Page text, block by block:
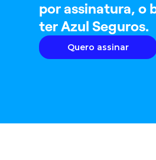
por assinatura, o
ter Azul Seguros.
Quero assinar